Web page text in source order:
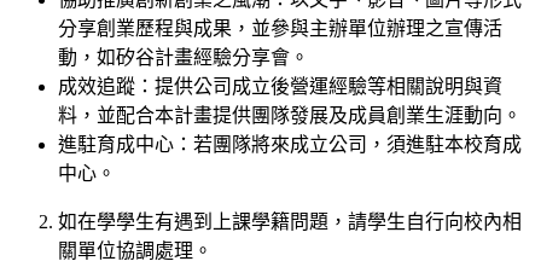
分享創業歷程與成果，並參與主辦單位辦理之宣傳活
動，如矽谷計畫經驗分享會。
成效追蹤：提供公司成立後營運經驗等相關說明與資
料，並配合本計畫提供團隊發展及成員創業生涯動向。
進駐育成中心：若團隊將來成立公司，須進駐本校育成
中心。
如在學學生有遇到上課學籍問題，請學生自行向校內相
關單位協調處理。